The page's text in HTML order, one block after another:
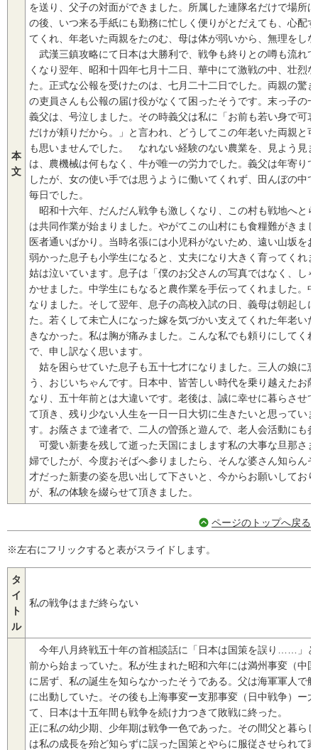
本
文
を送り、父子の対面ができました。所属した連隊名だけで場所
の後、いつ来る手紙にも勤務に忙しく便りがとだえても、心配
てくれ、年老いた両親をたのむ、母は体が弱いから、無理をし
武漢三鎮攻略にて日本は大勝利で、戦争も終りとの噂も流れ
くなり翌年、昭和十四年七月十二日、華中にて激戦の中、壮烈
た。正式な公報を受けたのは、七月二十二日でした。両親の驚
の吏員さんも公報の届け役がなくて困ったそうです。末っ子の
義父は、号泣しました。その時義父は私に「お前も若い身で可
だけが頼りだから。」と言われ、どうしてこの年老いた両親と
も思いませんでした。 なれない経験のない農業を、見よう見
は、農機械は何もなく、牛が唯一の労力でした。義父は年寄り
したが、女の使い手では思うように働いてくれず、田んぼの中
毎日でした。
昭和十六年、だんだん戦争も激しくなり、この村も戦地へと
は共同作業が始まりました。やがてこの山村にも食糧難がきま
医者通いばかり。当時名張には小児科がないため、遠い山坂を
弱かった息子も小学生になると、丈夫になり大きく育ってくれ
姑は泣いています。息子は「僕のお父さんの写真ではなく、し
かせました。中学生にもなると農作業を手伝ってくれました。
なりました。そして翌年、息子の高校入試の日、義母は朝起し
た。若くして未亡人になった嫁を気づかい支えてくれた年老い
きなかった。私は胸が痛みました。こんな私でも頼りにしてく
で、申し訳なく思います。
姑を困らせていた息子も五十七才になりました。三人の娘に
う、おじいちゃんです。日本中、皆苦しい時代を乗り越えたお
なり、五十年前とは大違いです。老後は、誠に幸せに暮らさせ
て頂き、残り少ない人生を一日一日大切に生きたいと思ってい
す。お蔭さまで達者で、二人の曽孫と遊んで、老人会活動にも
可愛い新妻を残して逝った天国にまします私の大事な旦那さ
婦でしたが、今度おそばへ参りましたら、そんな婆さん知らん
才だった新妻の姿を思い出して下さいと、今からお願いしてお
が、私の体験を綴らせて頂きました。
ページのトップへ戻る
※左右にフリックすると表がスライドします。
タ
イ
ト
ル
私の戦争はまだ終らない
今年八月終戦五十年の首相談話に「日本は国策を誤り……」
前から始まっていた。私が生まれた昭和六年には満州事変（中
に居ず、私の誕生を知らなかったそうである。父は海軍軍人で
に出動していた。その後も上海事変ー支那事変（日中戦争）ー
て、日本は十五年間も戦争を続け力つきて敗戦に終った。
正に私の幼少期、少年期は戦争一色であった。その間父と暮ら
は私の成長を殆ど知らずに誤った国策とやらに服従させられて